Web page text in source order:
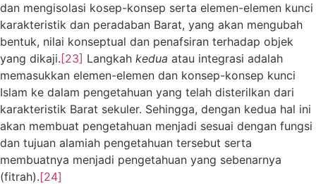
dan mengisolasi kosep-konsep serta elemen-elemen kunci
karakteristik dan peradaban Barat, yang akan mengubah
bentuk, nilai konseptual dan penafsiran terhadap objek
yang dikaji. [23] Langkah kedua atau integrasi adalah
memasukkan elemen-elemen dan konsep-konsep kunci
Islam ke dalam pengetahuan yang telah disterilkan dari
karakteristik Barat sekuler. Sehingga, dengan kedua hal ini
akan membuat pengetahuan menjadi sesuai dengan fungsi
dan tujuan alamiah pengetahuan tersebut serta
membuatnya menjadi pengetahuan yang sebenarnya
(fitrah).[24]